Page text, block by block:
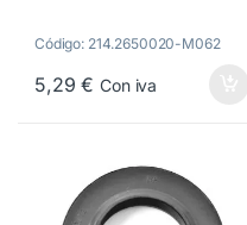
DC62-00008A
Código: 214.2650020-M062
5,29€ Con iva